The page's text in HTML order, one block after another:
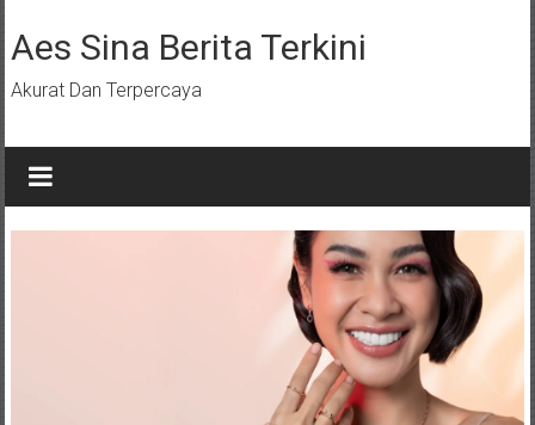
ke
konten
Aes Sina Berita Terkini
Akurat Dan Terpercaya